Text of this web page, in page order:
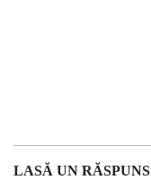
LASĂ UN RĂSPUNS